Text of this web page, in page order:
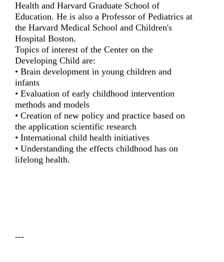
Health and Harvard Graduate School of
Education. He is also a Professor of Pediatrics at
the Harvard Medical School and Children's
Hospital Boston.
Topics of interest of the Center on the
Developing Child are:
• Brain development in young children and
infants
• Evaluation of early childhood intervention
methods and models
• Creation of new policy and practice based on
the application scientific research
• International child health initiatives
• Understanding the effects childhood has on
lifelong health.
---